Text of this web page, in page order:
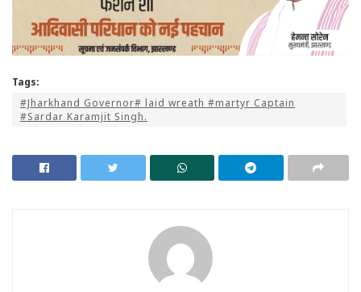
Tags:
#Jharkhand Governor# laid wreath #martyr Captain
#Sardar Karamjit Singh.